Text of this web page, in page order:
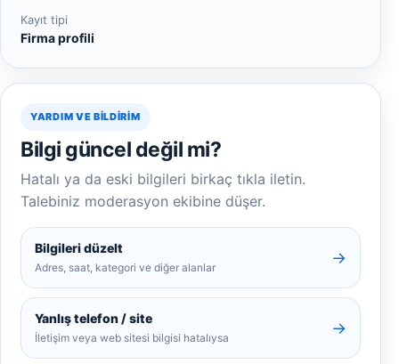
Kayıt tipi
Firma profili
YARDIM VE BILDIRIM
Bilgi güncel değil mi?
Hatalı ya da eski bilgileri birkaç tıkla iletin.
Talebiniz moderasyon ekibine düşer.
Bilgileri düzelt
Adres, saat, kategori ve diğer alanlar
→
Yanlış telefon / site
İletişim veya web sitesi bilgisi hatalıysa
→